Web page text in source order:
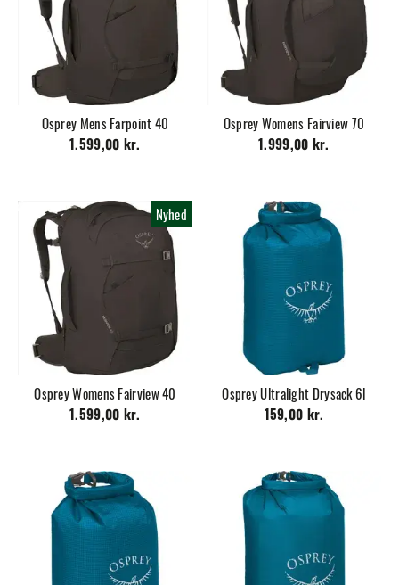
Osprey Mens Farpoint 40
1.599,00 kr.
Osprey Womens Fairview 70
1.999,00 kr.
Nyhed
Osprey Womens Fairview 40
1.599,00 kr.
Osprey Ultralight Drysack 6l
159,00 kr.